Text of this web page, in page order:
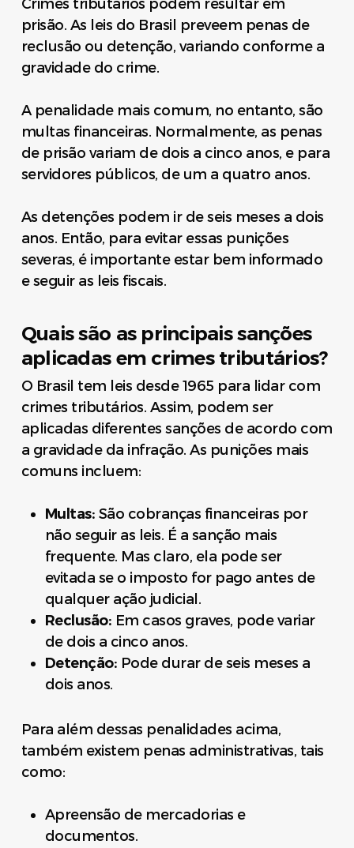
Crimes tributários podem resultar em
prisão. As leis do Brasil preveem penas de
reclusão ou detenção, variando conforme a
gravidade do crime.
A penalidade mais comum, no entanto, são
multas financeiras. Normalmente, as penas
de prisão variam de dois a cinco anos, e para
servidores públicos, de um a quatro anos.
As detenções podem ir de seis meses a dois
anos. Então, para evitar essas punições
severas, é importante estar bem informado
e seguir as leis fiscais.
Quais são as principais sanções
aplicadas em crimes tributários?
O Brasil tem leis desde 1965 para lidar com
crimes tributários. Assim, podem ser
aplicadas diferentes sanções de acordo com
a gravidade da infração. As punições mais
comuns incluem:
Multas: São cobranças financeiras por
não seguir as leis. É a sanção mais
frequente. Mas claro, ela pode ser
evitada se o imposto for pago antes de
qualquer ação judicial.
Reclusão: Em casos graves, pode variar
de dois a cinco anos.
Detenção: Pode durar de seis meses a
dois anos.
Para além dessas penalidades acima,
também existem penas administrativas, tais
como:
Apreensão de mercadorias e
documentos.